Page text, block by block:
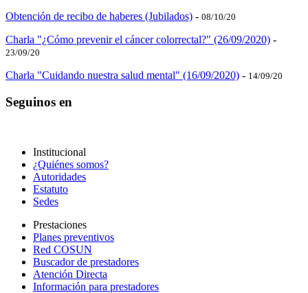
Obtención de recibo de haberes (Jubilados) - 08/10/20
Charla "¿Cómo prevenir el cáncer colorrectal?" (26/09/2020) -
23/09/20
Charla "Cuidando nuestra salud mental" (16/09/2020) - 14/09/20
Seguinos en
Institucional
¿Quiénes somos?
Autoridades
Estatuto
Sedes
Prestaciones
Planes preventivos
Red COSUN
Buscador de prestadores
Atención Directa
Información para prestadores